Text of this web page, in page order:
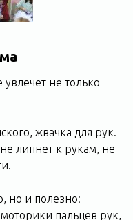
не только
жвачка для рук.
липнет к рукам, не
но и полезно:
пальцев рук,